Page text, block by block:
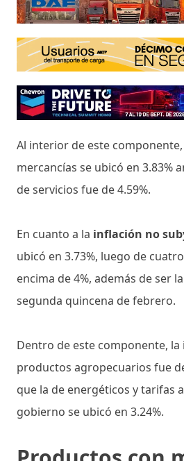
Al interior de este
mercancías se ubicó en 3.83%
de servicios fue de 4.59%.
En cuanto a la inflación no
ubicó en 3.73%, luego de
encima de 4%, además de ser
segunda quincena de febrero.
Dentro de este componente, la
productos agropecuarios fue
que la de energéticos y tarifas
gobierno se ubicó en 3.24%.